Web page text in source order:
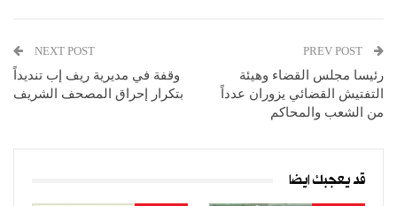
رئيسا مجلس القضاء وهيئة
التفتيش القضائي يزوران عدداً
من الشعب والمحاكم
NEXT POST
وقفة في مديرية ريف إب تنديداً
بتكرار إحراق المصحف الشريف
قد يعجبك ايضا